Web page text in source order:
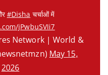
#Disha चर्चाओं में
jPwbuSVIi7
Network | World &
May 15,
2026